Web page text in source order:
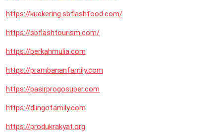
https://kuekering.sbflashfood.com/
https://sbflashtourism.com/
https://berkahmulia.com
https://prambananfamily.com
https://pasirprogosuper.com
https://dlingofamily.com
https://produkrakyat.org